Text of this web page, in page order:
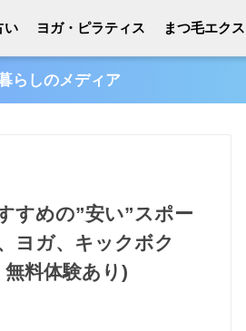
い ヨガ・ピラティス まつ毛エク
らしのメディア
すめの”安い”スポー
ヨガ、キックボク
料体験あり)